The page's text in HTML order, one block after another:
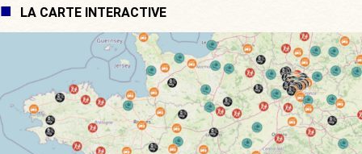
LA CARTE INTERACTIVE